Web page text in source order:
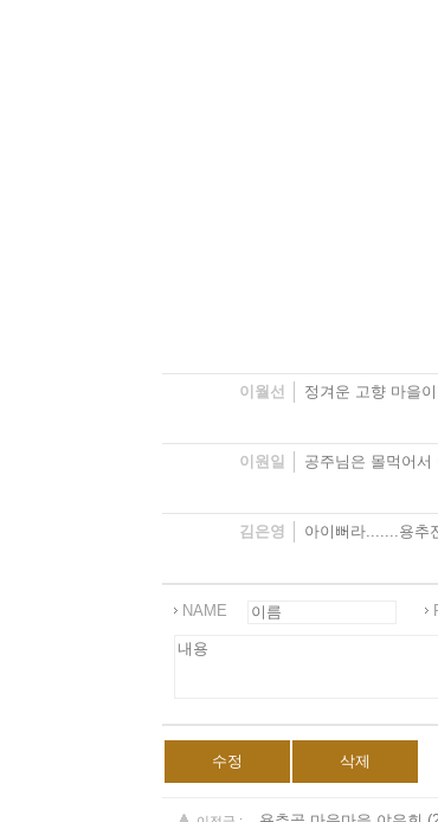
이월선 정겨운 고향 마을
이원일 공주님은 몰먹어서
김은영 아이뻐라.......용추
NAME
수정 삭제